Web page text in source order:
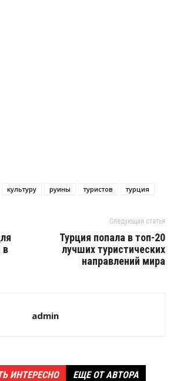
культуру руины туристов турция
в
Следующая статья
Турция попала в топ-20
лучших туристических
направлений мира
admin
ИНТЕРЕСНО ЕЩЕ ОТ АВТОРА